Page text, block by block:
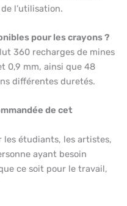
l’utilisation.
pour les crayons ?
360 recharges de mines
0,9 mm, ainsi que 48
différentes duretés.
de cet
les étudiants, les artistes,
ayant besoin
ce soit pour le travail,